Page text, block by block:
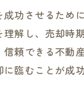
成功させるため
理解し、売却時
信頼できる不動
に臨むことが成